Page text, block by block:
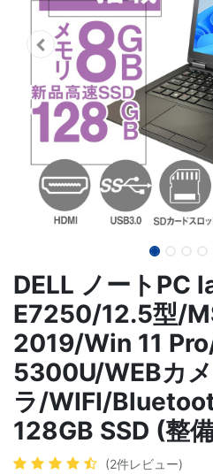
DELL ノートPC
E7250/12.5型/
2019/Win 11
5300U/WEBカメ
ラ/WIFI/
128GB SSD (整
(2件レビュー)